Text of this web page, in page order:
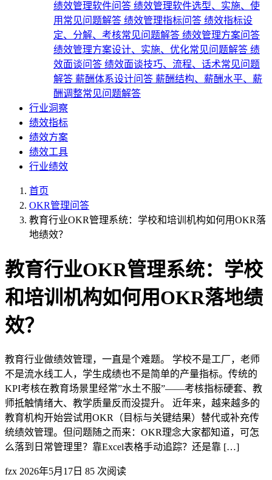
绩效管理软件问答 绩效管理软件选型、实施、使
用常见问题解答 绩效管理指标问答 绩效指标设
定、分解、考核常见问题解答 绩效管理方案问答
绩效管理方案设计、实施、优化常见问题解答 绩
效面谈问答 绩效面谈技巧、流程、话术常见问题
解答 薪酬体系设计问答 薪酬结构、薪酬水平、薪
酬调整常见问题解答
行业洞察
绩效指标
绩效方案
绩效工具
行业绩效
首页
OKR管理问答
教育行业OKR管理系统：学校和培训机构如何用OKR落
地绩效？
教育行业OKR管理系统：学校
和培训机构如何用OKR落地绩
效？
教育行业做绩效管理，一直是个难题。 学校不是工厂，老师
不是流水线工人，学生成绩也不是简单的产量指标。传统的
KPI考核在教育场景里经常”水土不服”——考核指标硬套、教
师抵触情绪大、教学质量反而没提升。 近年来，越来越多的
教育机构开始尝试用OKR（目标与关键结果）替代或补充传
统绩效管理。但问题随之而来：OKR理念大家都知道，可怎
么落到日常管理里？靠Excel表格手动追踪？还是靠 […]
fzx 2026年5月17日 85 次阅读